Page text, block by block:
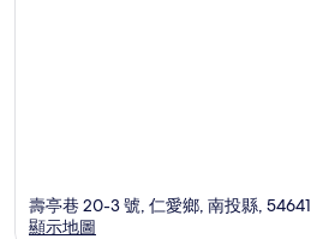
壽亭巷 20-3 號, 仁愛鄉, 南投縣, 54641
顯示地圖